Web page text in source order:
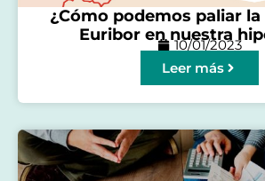
¿Cómo podemos paliar
Euribor en nuestra
10/01/2023
Leer más